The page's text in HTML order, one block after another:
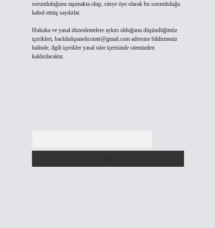
sorumluluğunu taşımakta olup, siteye üye olarak bu sorumluluğu
kabul etmiş sayılırlar.
Hukuka ve yasal düzenlemelere aykırı olduğunu düşündüğünüz
içerikleri, backlinkpanelicomtr@gmail.comadresine bildirmeniz
halinde, ilgili içerikler yasal süre içerisinde sitemizden
kaldırılacaktır.